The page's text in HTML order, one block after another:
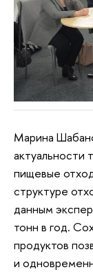
Марина
актуальности
пищевые
структуре
данным
тонн в год.
продуктов
и